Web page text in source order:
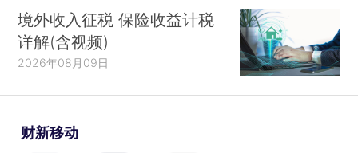
境外收入征税 保险收益计税
详解(含视频)
2026年08月09日
财新移动